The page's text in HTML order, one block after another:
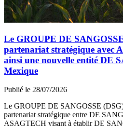
Le GROUPE DE
partenariat stratégique avec
ainsi une nouvelle entité DE
Mexique
Publié le 28/07/2026
Le GROUPE DE SANGOSSE (DSG)
partenariat stratégique entre DE
ASAGTECH visant à établir DE